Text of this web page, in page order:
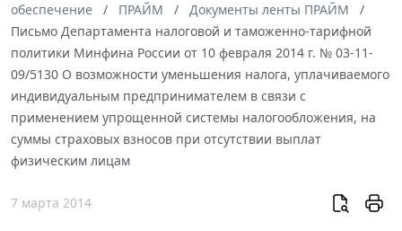
обеспечение
ПРАЙМ
Документы ленты ПРАЙМ
Письмо Департамента налоговой и таможенно-тарифной
политики Минфина России от 10 февраля 2014 г. № 03-11-
09/5130 О возможности уменьшения налога, уплачиваемого
индивидуальным предпринимателем в связи с
применением упрощенной системы налогообложения, на
суммы страховых взносов при отсутствии выплат
физическим лицам
7 марта 2014